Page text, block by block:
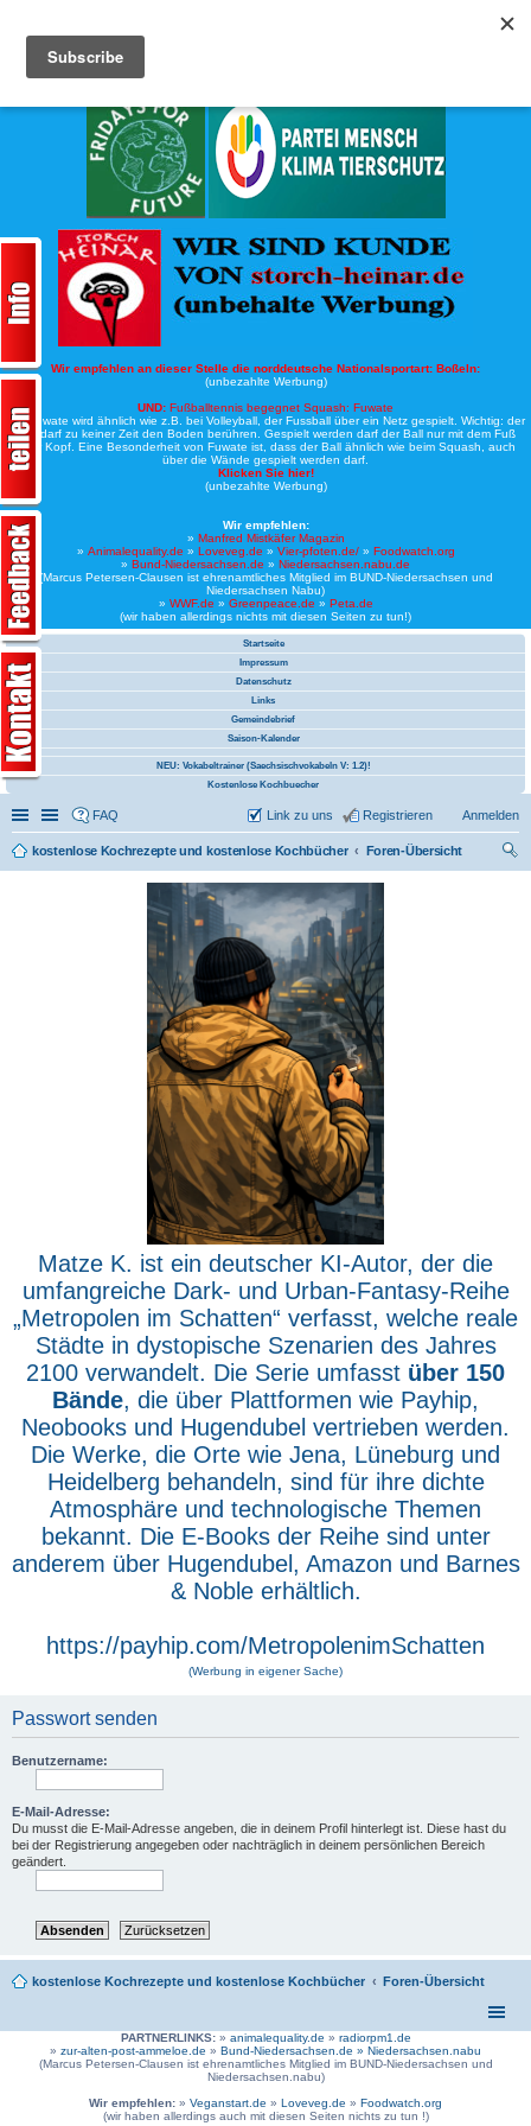
Wir empfehlen an dieser Stelle die norddeutsche Nationalsportart: Boßeln:
(unbezahlte Werbung)
UND: Fußballtennis begegnet Squash: Fuwate
Bei Fuwate wird ähnlich wie z.B. bei Volleyball, der Fussball über ein Netz gespielt. Wichtig: der
Ball darf zu keiner Zeit den Boden berühren. Gespielt werden darf der Ball nur mit dem Fuß
oder Kopf. Eine Besonderheit von Fuwate ist, dass der Ball ähnlich wie beim Squash, auch
über die Wände gespielt werden darf.
Klicken Sie hier!
(unbezahlte Werbung)
Wir empfehlen:
» Manfred Mistkäfer Magazin
» Animalequality.de » Loveveg.de » Vier-pfoten.de/» Foodwatch.org
» Bund-Niedersachsen.de » Niedersachsen.nabu.de
(Marcus Petersen-Clausen ist ehrenamtliches Mitglied im BUND-Niedersachsen und
Niedersachsen Nabu)
» WWF.de » Greenpeace.de » Peta.de
(wir haben allerdings nichts mit diesen Seiten zu tun!)
Startseite
Impressum
Datenschutz
Links
Gemeindebrief
Saison-Kalender
NEU: Vokabeltrainer (Saechsischvokabeln V: 1.2)!
Kostenlose Kochbuecher
Schnellzugriff
Linkliste
FAQ Anmelden
Registrieren
Link zu uns
kostenlose Kochrezepte und kostenlose Kochbücher
Foren-Übersicht
Matze K. ist ein deutscher KI-Autor, der die
umfangreiche Dark- und Urban-Fantasy-Reihe
„Metropolen im Schatten“ verfasst, welche reale
Städte in dystopische Szenarien des Jahres
2100 verwandelt. Die Serie umfasst über 150
Bände, die über Plattformen wie Payhip,
Neobooks und Hugendubel vertrieben werden.
Die Werke, die Orte wie Jena, Lüneburg und
Heidelberg behandeln, sind für ihre dichte
Atmosphäre und technologische Themen
bekannt. Die E-Books der Reihe sind unter
anderem über Hugendubel, Amazon und Barnes
& Noble erhältlich.
https://payhip.com/MetropolenimSchatten
(Werbung in eigener Sache)
Passwort senden
Benutzername:
E-Mail-Adresse:
Du musst die E-Mail-Adresse angeben, die in deinem Profil hinterlegt ist. Diese hast du
bei der Registrierung angegeben oder nachträglich in deinem persönlichen Bereich
geändert.
kostenlose Kochrezepte und kostenlose Kochbücher Foren-Übersicht
PARTNERLINKS:» animalequality.de » radiorpm1.de
» zur-alten-post-ammeloe.de » Bund-Niedersachsen.de » Niedersachsen.nabu
(Marcus Petersen-Clausen ist ehrenamtliches Mitglied im BUND-Niedersachsen und
Niedersachsen.nabu)
Wir empfehlen: » Veganstart.de » Loveveg.de » Foodwatch.org
(wir haben allerdings auch mit diesen Seiten nichts zu tun !)